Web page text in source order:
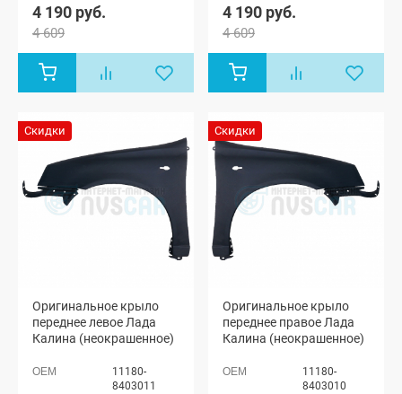
4 190 руб.
4 609
4 190 руб.
4 609
Скидки
Оригинальное крыло
переднее левое Лада
Калина (неокрашенное)
11180-
8403011
Скидки
Оригинальное крыло
переднее правое Лада
Калина (неокрашенное)
11180-
8403010